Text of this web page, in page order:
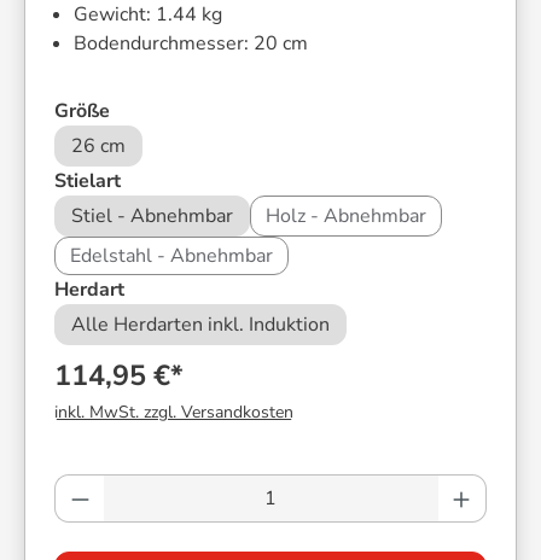
Gewicht: 1.44 kg
Bodendurchmesser: 20 cm
Größe
26 cm
Stielartauswählen
Stiel - Abnehmbar
Holz - Abnehmbar
Edelstahl - Abnehmbar
Herdartauswählen
Alle Herdarten inkl. Induktion
114,95 €*
inkl. MwSt. zzgl. Versandkosten
Produkt Anzahl: Gib den gewünschten